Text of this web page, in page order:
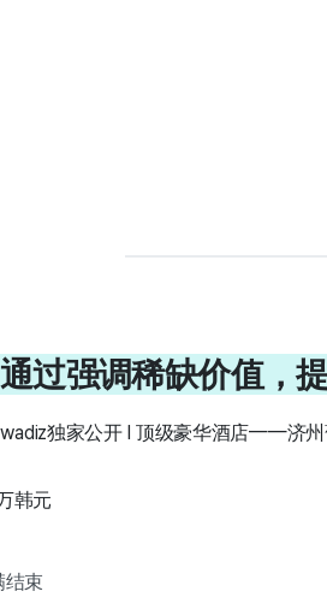
过强调稀缺价值，
独家公开 I 顶级豪华酒店——济
韩元
结束